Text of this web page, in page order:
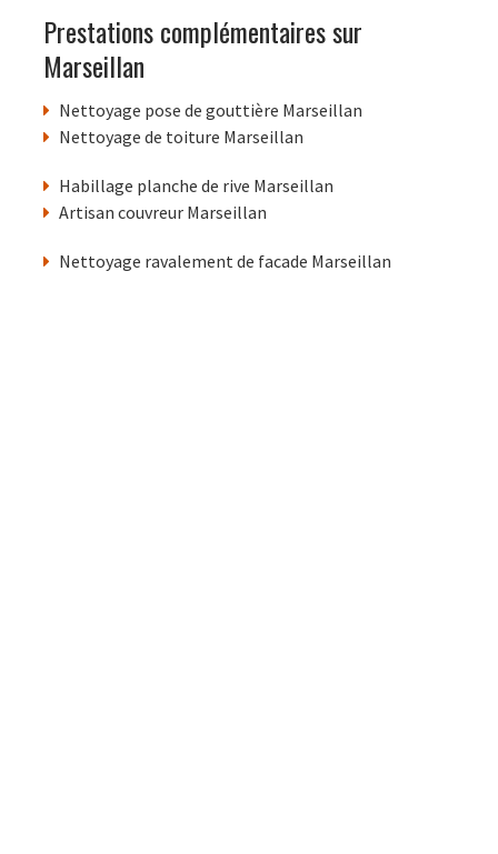
Prestations complémentaires sur
Marseillan
Nettoyage pose de gouttière Marseillan
Nettoyage de toiture Marseillan
Habillage planche de rive Marseillan
Artisan couvreur Marseillan
Nettoyage ravalement de facade Marseillan